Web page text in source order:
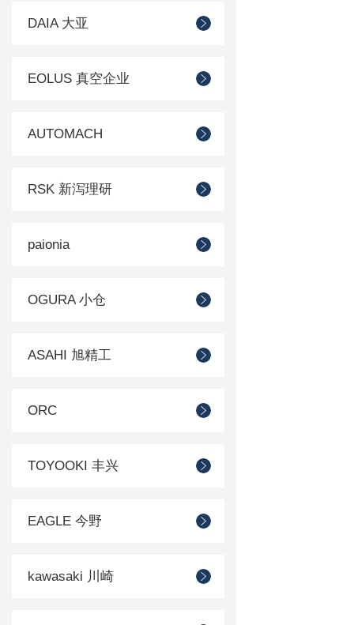
DAIA 大亚
EOLUS 真空企业
AUTOMACH
RSK 新泻理研
paionia
OGURA 小仓
ASAHI 旭精工
ORC
TOYOOKI 丰兴
EAGLE 今野
kawasaki 川崎